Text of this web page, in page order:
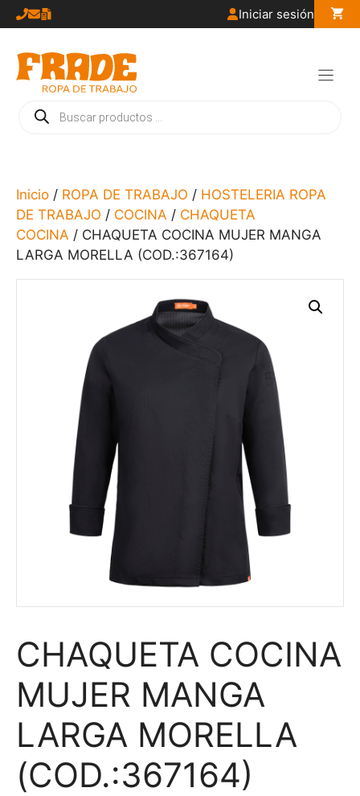
Saltar
al
contenido
Iniciar sesión
Búsqueda
de
Inicio / ROPA DE TRABAJO / HOSTELERIA ROPA
DE TRABAJO / COCINA / CHAQUETA
COCINA / CHAQUETA COCINA MUJER MANGA
LARGA MORELLA (COD.:367164)
CHAQUETA COCINA
MUJER MANGA
LARGA MORELLA
(COD.:367164)